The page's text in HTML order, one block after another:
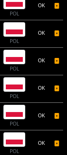
POL
OK
POL
OK
POL
OK
POL
OK
POL
OK
POL
OK